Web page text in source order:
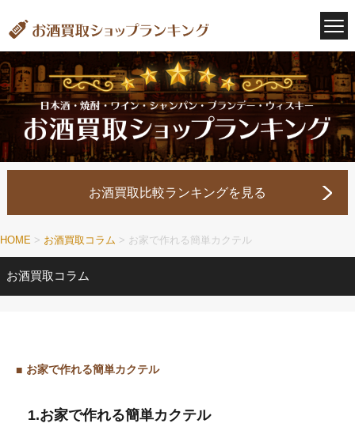
お酒買取比較ランキングを見る
HOME > お酒買取コラム > お家で作れる簡単カクテル
お酒買取コラム
お家で作れる簡単カクテル
1.お家で作れる簡単カクテル